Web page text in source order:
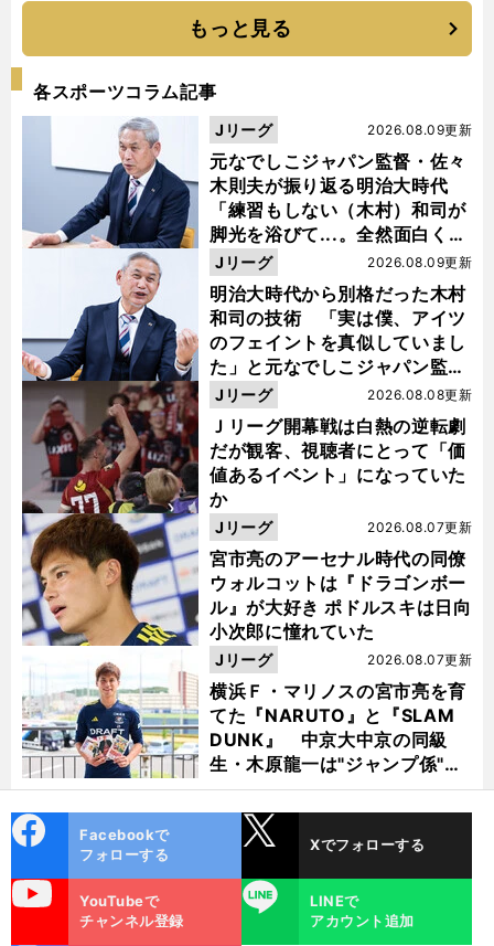
もっと見る
各スポーツコラム記事
元なでしこジャパン監督・佐々
木則夫が振り返る明治大時代
「練習もしない（木村）和司が
脚光を浴びて...。全然面白くな
い４年間でした」
2026.08.09更新
Jリーグ
明治大時代から別格だった木村
和司の技術 「実は僕、アイツ
のフェイントを真似していまし
た」と元なでしこジャパン監
督・佐々木則夫
2026.08.09更新
Jリーグ
Ｊリーグ開幕戦は白熱の逆転劇
だが観客、視聴者にとって「価
値あるイベント」になっていた
か
2026.08.08更新
Jリーグ
宮市亮のアーセナル時代の同僚
ウォルコットは『ドラゴンボー
ル』が大好き ポドルスキは日向
小次郎に憧れていた
2026.08.07更新
Jリーグ
横浜Ｆ・マリノスの宮市亮を育
てた『NARUTO』と『SLAM
DUNK』 中京大中京の同級
生・木原龍一は"ジャンプ係"だ
った
2026.08.07更新
Jリーグ
ok
Facebookで
フォローする
Xでフォローする
YouTubeで
チャンネル登録
LINE
LINEで
アカウント追加